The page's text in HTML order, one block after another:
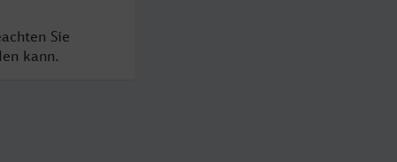
Sie
kann.